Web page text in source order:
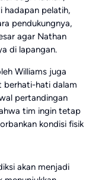
hadapan pelatih,
pendukungnya,
agar Nathan
di lapangan.
Williams juga
berhati-hati dalam
pertandingan
tim ingin tetap
kondisi fisik
akan menjadi